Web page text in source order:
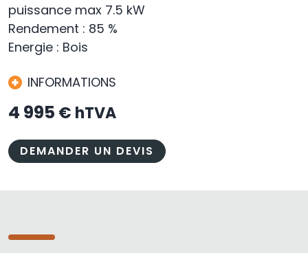
puissance max 7.5 kW
Rendement : 85 %
Energie : Bois
INFORMATIONS
4 995 € hTVA
DEMANDER UN DEVIS